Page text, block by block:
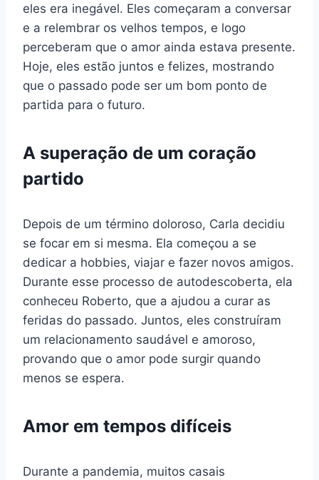
eles era inegável. Eles começaram a conversar
e a relembrar os velhos tempos, e logo
perceberam que o amor ainda estava presente.
Hoje, eles estão juntos e felizes, mostrando
que o passado pode ser um bom ponto de
partida para o futuro.
A superação de um coração
partido
Depois de um término doloroso, Carla decidiu
se focar em si mesma. Ela começou a se
dedicar a hobbies, viajar e fazer novos amigos.
Durante esse processo de autodescoberta, ela
conheceu Roberto, que a ajudou a curar as
feridas do passado. Juntos, eles construíram
um relacionamento saudável e amoroso,
provando que o amor pode surgir quando
menos se espera.
Amor em tempos difíceis
Durante a pandemia, muitos casais